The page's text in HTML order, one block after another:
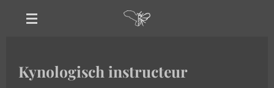
hoofdinhoud
Kynologisch instructeur